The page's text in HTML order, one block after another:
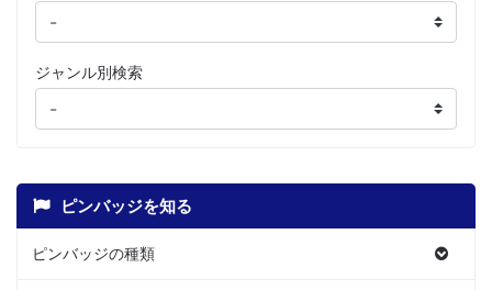
ジャンル別検索
ピンバッジを知る
ピンバッジの種類